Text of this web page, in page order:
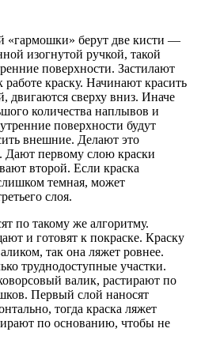
«гармошки» берут две кисти —
изогнутой ручкой, такой
поверхности. Застилают
работе краску. Начинают красить
двигаются сверху вниз. Иначе
количества наплывов и
поверхности будут
внешние. Делают это
Дают первому слою краски
второй. Если краска
темная, может
слоя.
по такому же алгоритму.
и готовят к покраске. Краску
так она ляжет ровнее.
труднодоступные участки.
валик, растирают по
Первый слой наносят
тогда краска ляжет
по основанию, чтобы не